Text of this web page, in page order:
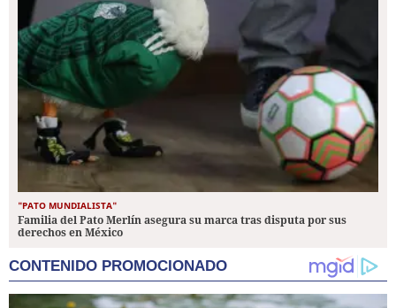
"PATO MUNDIALISTA"
Familia del Pato Merlín asegura su marca tras disputa por sus
derechos en México
CONTENIDO PROMOCIONADO